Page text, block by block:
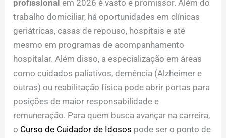
profissional em 2026 é vasto e promissor. Além do
trabalho domiciliar, há oportunidades em clínicas
geriátricas, casas de repouso, hospitais e até
mesmo em programas de acompanhamento
hospitalar. Além disso, a especialização em áreas
como cuidados paliativos, demência (Alzheimer e
outras) ou reabilitação física pode abrir portas para
posições de maior responsabilidade e
remuneração. Para quem busca avançar na carreira,
o Curso de Cuidador de Idosos pode ser o ponto de